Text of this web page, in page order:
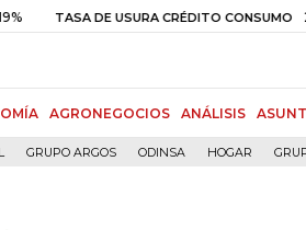
DE USURA CRÉDITO CONSUMO 29,66%
AGRONEGOCIOS ANÁLISIS
GRUPO ARGOS ODINSA HOGAR